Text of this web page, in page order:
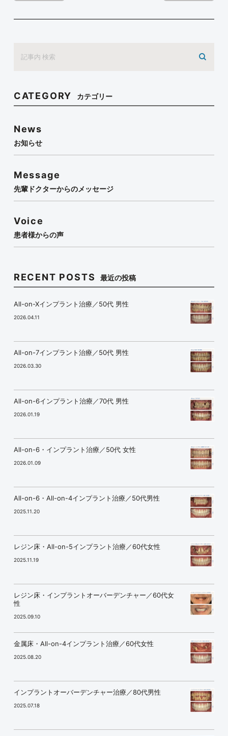
CATEGORY カテゴリー
News
お知らせ
Message
先輩ドクターからのメッセージ
Voice
患者様からの声
RECENT POSTS 最近の投稿
All-on-Xインプラント治療／50代 男性
2026.04.11
All-on-7インプラント治療／50代 男性
2026.03.30
All-on-6インプラント治療／70代 男性
2026.01.19
All-on-6・インプラント治療／50代 女性
2026.01.09
All-on-6・All-on-4インプラント治療／50代男性
2025.11.20
レジン床・All-on-5インプラント治療／60代女性
2025.11.19
レジン床・インプラントオーバーデンチャー／60代女
性
2025.09.10
金属床・All-on-4インプラント治療／60代女性
2025.08.20
インプラントオーバーデンチャー治療／80代男性
2025.07.18